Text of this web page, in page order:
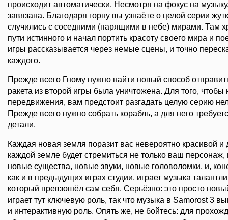
происходит автоматически. Несмотря на фокус на
завязана. Благодаря горну вы узнаёте о целой серии
случились с соседними (парящими в небе) мирами. Там
пути истинного и начал портить красоту своего мира и
игры рассказывается через немые сцены, и точно
каждого.
Прежде всего Гному нужно найти новый способ
ракета из второй игры была уничтожена. Для того, чтобы
передвижения, вам предстоит разгадать целую серию
Прежде всего нужно собрать корабль, а для него
детали.
Каждая новая земля поразит вас невероятно красивой и
каждой земле будет стремиться не только ваш
новые существа, новые звуки, новые головоломки, и,
как и в предыдущих играх студии, играет музыка
который превзошёл сам себя. Серьёзно: это просто
играет тут ключевую роль, так что музыка в Samorost 3
и интерактивную роль. Опять же, не бойтесь: для